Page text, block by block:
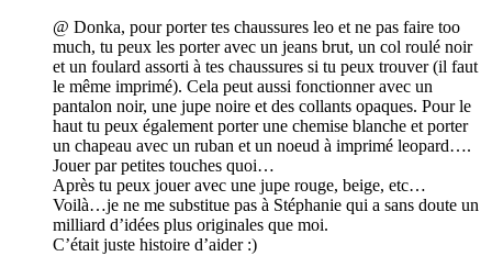
@ Donka, pour porter tes chaussures leo et ne pas faire too
much, tu peux les porter avec un jeans brut, un col roulé noir
et un foulard assorti à tes chaussures si tu peux trouver (il faut
le même imprimé). Cela peut aussi fonctionner avec un
pantalon noir, une jupe noire et des collants opaques. Pour le
haut tu peux également porter une chemise blanche et porter
un chapeau avec un ruban et un noeud à imprimé leopard….
Jouer par petites touches quoi…
Après tu peux jouer avec une jupe rouge, beige, etc…
Voilà…je ne me substitue pas à Stéphanie qui a sans doute un
milliard d’idées plus originales que moi.
C’était juste histoire d’aider :)